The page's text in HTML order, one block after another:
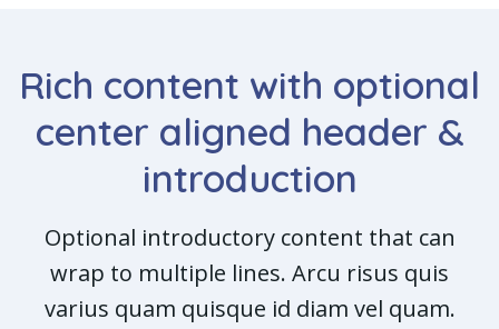
Rich content with optional
center aligned header &
introduction
Optional introductory content that can
wrap to multiple lines. Arcu risus quis
varius quam quisque id diam vel quam.